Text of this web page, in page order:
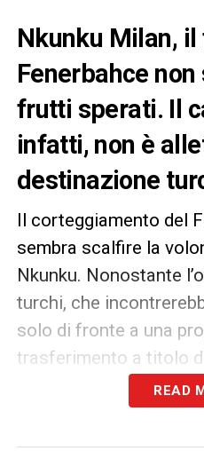
Nkunku Milan,
Fenerbahce
frutti sperati. Il
infatti, non è
destinazione
Il corteggiamento del
sembra scalfire la
Nkunku. Nonostante
turchi, che
solo di fronte a una
trasferimento a titolo
obbligo di riscatto per
il giocatore non è
READ